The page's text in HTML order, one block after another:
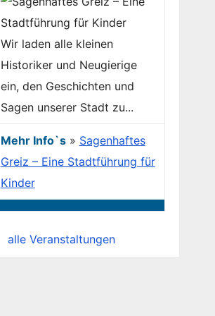
Wir laden alle kleinen
Historiker und Neugierige
ein, den Geschichten und
Sagen unserer Stadt zu...
Mehr Info`s» Sagenhaftes
Greiz – Eine Stadtführung für
Kinder
alle Veranstaltungen